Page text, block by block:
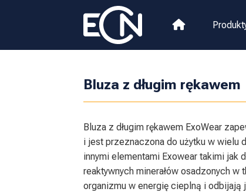
Bluza z długim rękawem
Bluza z długim rękawem ExoWear
i jest przeznaczona do użytku w wielu
innymi elementami Exowear takimi jak
reaktywnych minerałów osadzonych w
organizmu w energię cieplną i